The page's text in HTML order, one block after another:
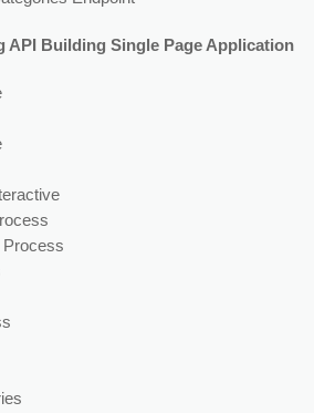
API Building Single Page Application
Process